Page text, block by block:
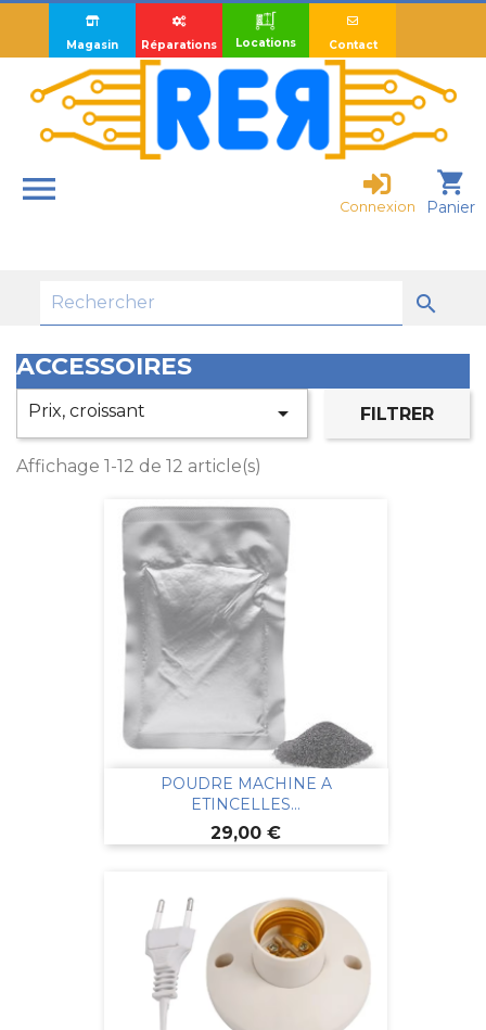
Magasin Réparations Locations Contact
 shopping_cart
Panier
Connexion

ACCESSOIRES
Prix, croissant  FILTRER
Affichage 1-12 de 12 article(s)
POUDRE MACHINE A
ETINCELLES...
Prix
29,00 €